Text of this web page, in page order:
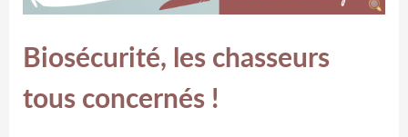
Biosécurité, les chasseurs
tous concernés !